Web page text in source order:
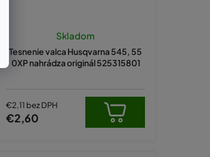
Tesnenie valca Husqvarna 545, 55
0XP nahrádza originál 525315801
Skladom
€2,11 bez DPH
€2,60